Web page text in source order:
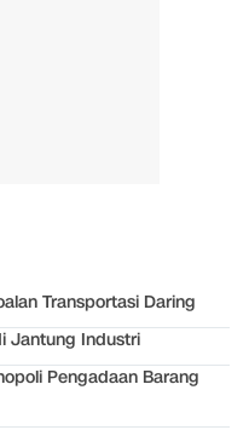
Transportasi Daring
Jantung Industri
Pengadaan Barang